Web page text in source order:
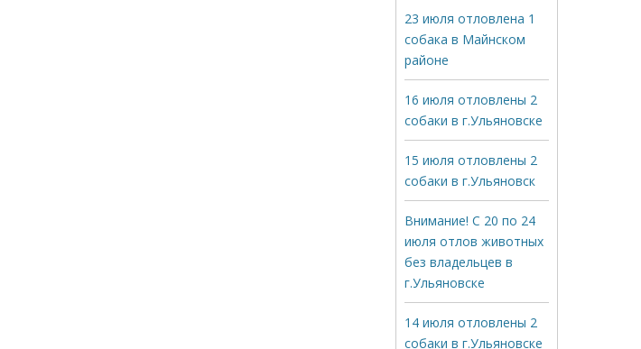
23 июля отловлена 1
собака в Майнском
районе
16 июля отловлены 2
собаки в г.Ульяновске
15 июля отловлены 2
собаки в г.Ульяновск
Внимание! С 20 по 24
июля отлов животных
без владельцев в
г.Ульяновске
14 июля отловлены 2
собаки в г.Ульяновске